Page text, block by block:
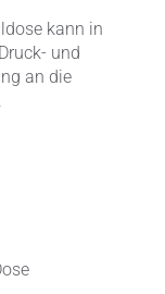
kann in
und
an die